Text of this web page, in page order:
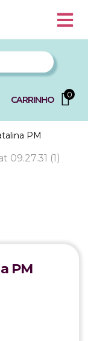
CARRINHO 0
PM
PM